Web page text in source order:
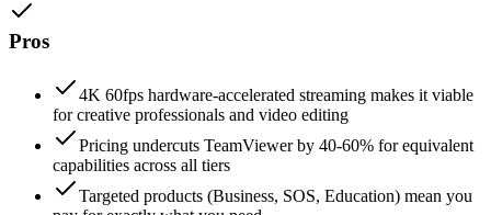
Pros
4K 60fps hardware-accelerated streaming makes it viable
for creative professionals and video editing
Pricing undercuts TeamViewer by 40-60% for equivalent
capabilities across all tiers
Targeted products (Business, SOS, Education) mean you